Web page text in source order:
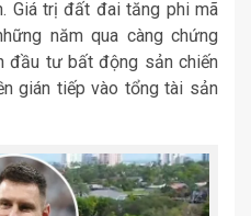
Giá trị đất đai tăng phi mã
năm qua càng chứng
đầu tư bất động sản chiến
gián tiếp vào tổng tài sản